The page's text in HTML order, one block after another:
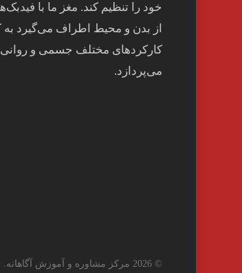
خود را تنظيم كند. مغز ما با
از بدن و محيط اطراف می‌گيرد به
کارکردهای مختلف جسمی و روانی
می‌پردازد.
© 2026 مرکز مشاوره و آموزش آگاهانه. @ مرکز مشاوره و آموزش آگاهانه